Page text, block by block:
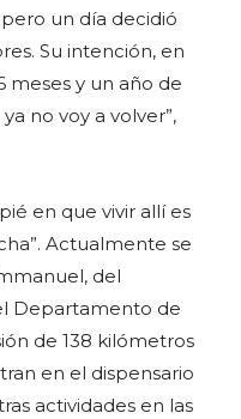
un día decidió
Su intención, en
meses y un año de
no voy a volver”,
en que vivir allí es
Actualmente se
del
Departamento de
de 138 kilómetros
en el dispensario
actividades en las